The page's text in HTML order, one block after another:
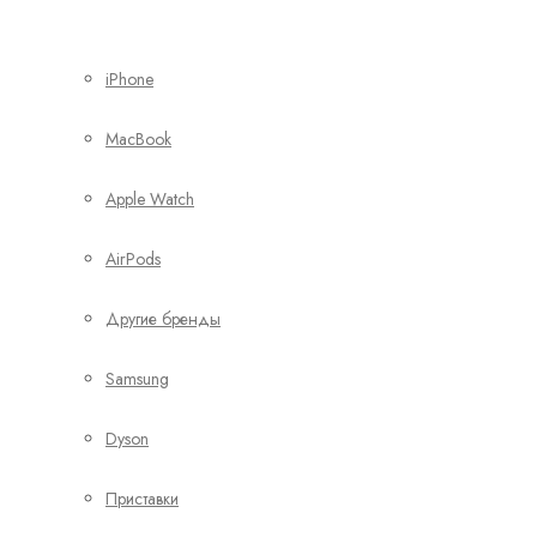
iPhone
MacBook
Apple Watch
AirPods
Другие бренды
Samsung
Dyson
Приставки